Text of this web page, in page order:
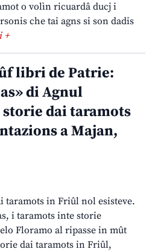
o volìn ricuardâ ducj i
che tai agns si son dadis
+
libri de Patrie:
di Agnul
dai taramots
a Majan,
taramots in Friûl nol esisteve.
i taramots inte storie
Floramo al ripasse in mût
dai taramots in Friûl,